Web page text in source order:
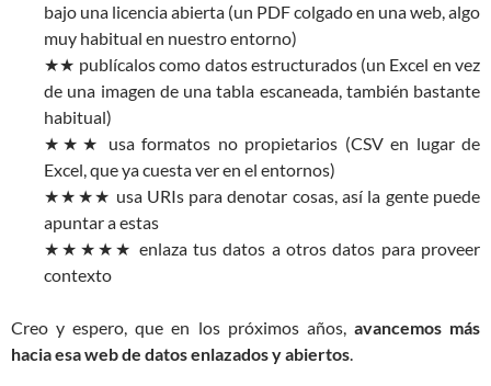
bajo una licencia abierta (un PDF colgado en una web, algo
muy habitual en nuestro entorno)
★★ publícalos como datos estructurados (un Excel en vez
de una imagen de una tabla escaneada, también bastante
habitual)
★★★ usa formatos no propietarios (CSV en lugar de
Excel, que ya cuesta ver en el entornos)
★★★★ usa URIs para denotar cosas, así la gente puede
apuntar a estas
★★★★★ enlaza tus datos a otros datos para proveer
contexto
Creo y espero, que en los próximos años, avancemos más
hacia esa web de datos enlazados y abiertos.